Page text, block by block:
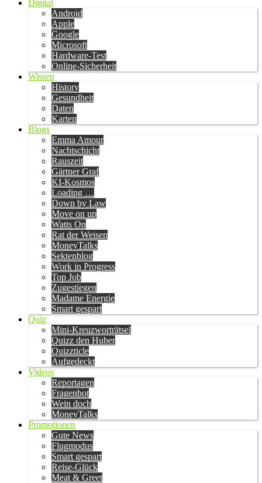
Digital
Android
Apple
Google
Microsoft
Hardware-Test
Online-Sicherheit
Wissen
History
Gesundheit
Daten
Karten
Blogs
Emma Amour
Nachtschicht
Rauszeit
Gärtner Graf
KI-Kosmos
Loading …
Down by Law
Move on up
Watts On
Rat der Weisen
MoneyTalks
Sektenblog
Work in Progress
Top Job
Zugestiegen
Madame Energie
Smart gespart
Quiz
Mini-Kreuzworträtsel
Quizz den Huber
Quizzticle
Aufgedeckt
Videos
Reportagen
Fragenbot
Wein doch
MoneyTalks
Promotionen
Gute News
Flugmodus
Smart gespart
Reise-Glück
Meat & Greet